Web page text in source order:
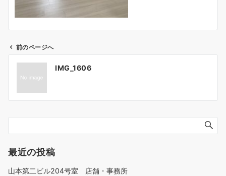
シ
ョ
前のページへ
IMG_1606
最近の投稿
山本第二ビル204号室 店舗・事務所